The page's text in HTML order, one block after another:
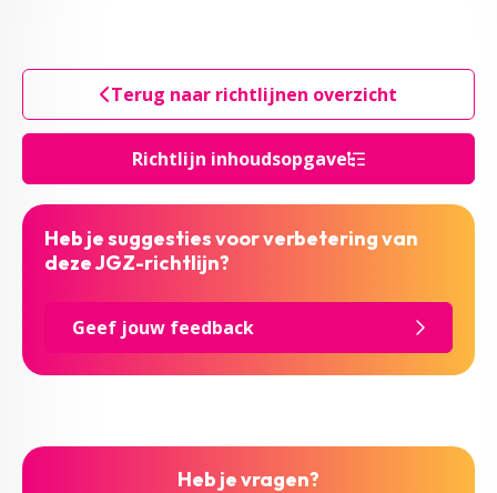
Richtlijn inhoudsopgave
Terug naar richtlijnen overzicht
Heb je suggesties voor verbetering van
deze JGZ-richtlijn?
Geef jouw feedback
Heb je vragen?